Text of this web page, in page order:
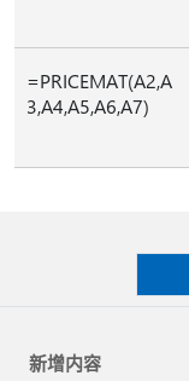
=PRICEMAT(A2,A
3,A4,A5,A6,A7)
新增内容